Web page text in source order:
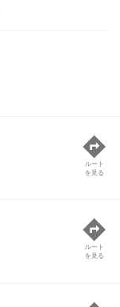
ルート
を見る
ルート
を見る